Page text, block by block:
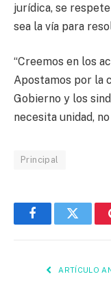
jurídica, se
sea la vía para
“Creemos en los
Apostamos por la
Gobierno y los
necesita unidad,
Principal
FacebookTwitter
ARTÍCULO